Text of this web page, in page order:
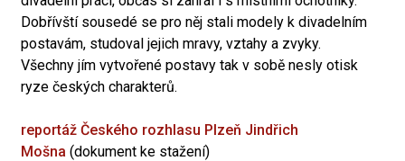
Dobřívští sousedé se pro něj stali modely k divadelním
postavám, studoval jejich mravy, vztahy a zvyky.
Všechny jím vytvořené postavy tak v sobě nesly otisk
ryze českých charakterů.
reportáž Českého rozhlasu Plzeň Jindřich
Mošna (dokument ke stažení)